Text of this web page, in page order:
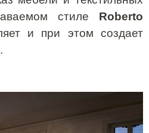
стиле Roberto
и при этом создает